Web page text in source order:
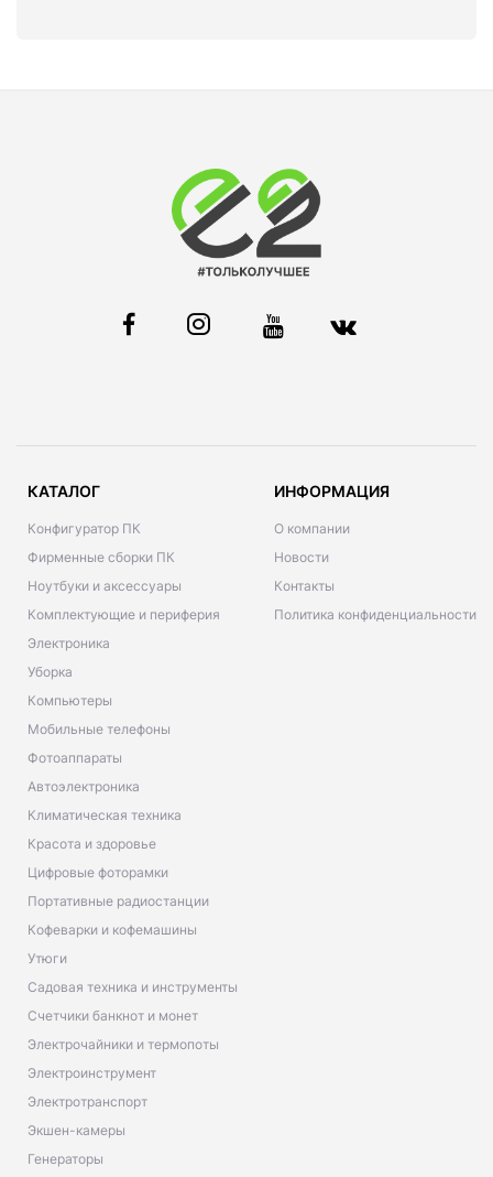
КАТАЛОГ
Конфигуратор ПК
Фирменные сборки ПК
Ноутбуки и аксессуары
Комплектующие и периферия
Электроника
Уборка
Компьютеры
Мобильные телефоны
Фотоаппараты
Автоэлектроника
Климатическая техника
Красота и здоровье
Цифровые фоторамки
Портативные радиостанции
Кофеварки и кофемашины
Утюги
Садовая техника и инструменты
Счетчики банкнот и монет
Электрочайники и термопоты
Электроинструмент
Электротранспорт
Экшен-камеры
Генераторы
ИНФОРМАЦИЯ
О компании
Новости
Контакты
Политика конфиденциальности